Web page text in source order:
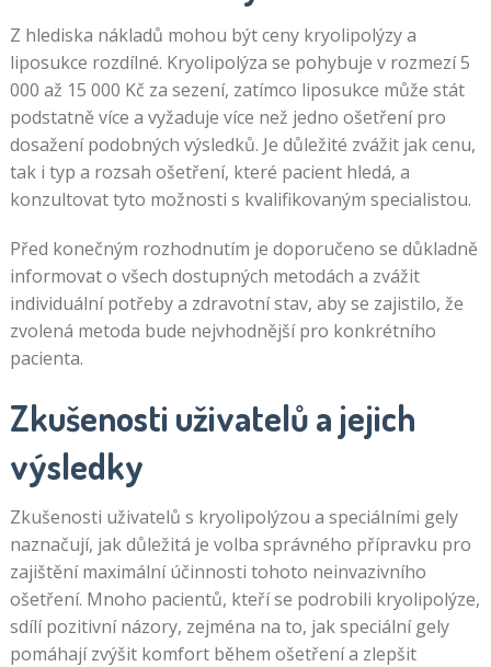
Z hlediska nákladů mohou být ceny kryolipolýzy a
liposukce rozdílné. Kryolipolýza se pohybuje v rozmezí 5
000 až 15 000 Kč za sezení, zatímco liposukce může stát
podstatně více a vyžaduje více než jedno ošetření pro
dosažení podobných výsledků. Je důležité zvážit jak cenu,
tak i typ a rozsah ošetření, které pacient hledá, a
konzultovat tyto možnosti s kvalifikovaným specialistou.
Před konečným rozhodnutím je doporučeno se důkladně
informovat o všech dostupných metodách a zvážit
individuální potřeby a zdravotní stav, aby se zajistilo, že
zvolená metoda bude nejvhodnější pro konkrétního
pacienta.
Zkušenosti uživatelů a jejich
výsledky
Zkušenosti uživatelů s kryolipolýzou a speciálními gely
naznačují, jak důležitá je volba správného přípravku pro
zajištění maximální účinnosti tohoto neinvazivního
ošetření. Mnoho pacientů, kteří se podrobili kryolipolýze,
sdílí pozitivní názory, zejména na to, jak speciální gely
pomáhají zvýšit komfort během ošetření a zlepšit